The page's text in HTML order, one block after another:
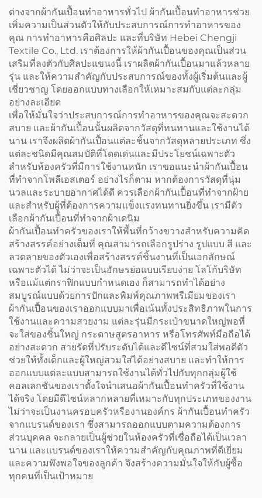
Cobbler Vest Apron) พร้อม
พิมพ์โลโก้ สำหรับบาริสต้า
และร้านตัดผม
ต่างจากผ้ากันเปื้อนทำอาหารทั่วไป ผ้ากันเปื้อนทำอาหารช่วย
เพิ่มความเป็นส่วนตัวให้กับประสบการณ์การทำอาหารของ
คุณ การทำอาหารคือศิลปะ และที่บริษัท Hebei Chengji
Textile Co., Ltd. เราต้องการให้ผ้ากันเปื้อนของคุณเป็นส่วน
เสริมที่ลงตัวกับศิลปะแขนงนี้ เราผลิตผ้ากันเปื้อนมาแล้วหลาย
รุ่น และให้ความสำคัญกับประสบการณ์ของทั้งผู้เริ่มต้นและผู้
เชี่ยวชาญ โดยออกแบบทางเลือกให้เหมาะสมกับแต่ละกลุ่ม
อย่างละเอียด
เพื่อให้มั่นใจว่าประสบการณ์การทำอาหารของคุณจะสะดวก
สบาย และผ้ากันเปื้อนนั้นผลิตจากวัสดุที่ทนทานและใช้งานได้
นาน เราจึงผลิตผ้ากันเปื้อนแต่ละชิ้นจากวัสดุหลายประเภท ซึ่ง
แต่ละชนิดมีคุณสมบัติที่โดดเด่นและมีประโยชน์เฉพาะตัว
สำหรับห้องครัวที่มีการใช้งานหนัก เราขอแนะนำผ้ากันเปื้อน
ที่ทำจากโพลีเอสเตอร์ อย่างไรก็ตาม หากต้องการวัสดุที่นุ่ม
นวลและระบายอากาศได้ดี ควรเลือกผ้ากันเปื้อนที่ทำจากฝ้าย
และสำหรับผู้ที่ต้องการความแข็งแรงทนทานยิ่งขึ้น เรามีตัว
เลือกผ้ากันเปื้อนที่ทำจากผ้าเดนิม
ผ้ากันเปื้อนทำครัวของเราให้พื้นที่กว้างขวางสำหรับความคิด
สร้างสรรค์อย่างเต็มที่ คุณสามารถเลือกรูปร่าง รูปแบบ สี และ
ลวดลายของตัวเองเพื่อสร้างสรรค์ชิ้นงานที่เป็นเอกลักษณ์
เฉพาะตัวได้ ไม่ว่าจะเป็นอักษรย่อแบบเรียบง่าย โลโก้บริษัท
หรือแม้แต่กราฟิกแบบกำหนดเอง ก็สามารถทำได้อย่าง
สมบูรณ์แบบด้วยการปักและพิมพ์คุณภาพพรีเมียมของเรา
ผ้ากันเปื้อนของเราออกแบบมาเพื่อเน้นทั้งประสิทธิภาพในการ
ใช้งานและความสวยงาม แต่ละรุ่นมีกระเป๋าขนาดใหญ่พอที่
จะใส่ของชิ้นใหญ่ กระดาษสูตรอาหาร หรือโทรศัพท์มือถือได้
อย่างสะดวก สายรัดที่ปรับระดับได้และดีไซน์ที่สวมใส่พอดีตัว
ช่วยให้ทั้งเด็กและผู้ใหญ่สวมใส่ได้อย่างสบาย และทำให้การ
ออกแบบแต่ละแบบสามารถใช้งานได้ทั่วไปกับทุกกลุ่มผู้ใช้
คอลเลกชันของเราตั้งใจนำเสนอผ้ากันเปื้อนทำครัวที่ใช้งาน
ได้จริง โดยมีดีไซน์หลากหลายที่เหมาะกับทุกประเภทของงาน
ไม่ว่าจะเป็นงานครอบครัวหรืองานองค์กร ผ้ากันเปื้อนทำครัว
จากแบรนด์ของเรา ซึ่งสามารถออกแบบตามความต้องการ
ส่วนบุคคล จะกลายเป็นผู้ช่วยในห้องครัวที่เชื่อถือได้เป็นเวลา
นาน และแบรนด์ของเราให้ความสำคัญกับคุณภาพที่ดีเยี่ยม
และความพึงพอใจของลูกค้า จึงสร้างความมั่นใจให้กับผู้ซื้อ
ทุกคนที่เป็นเป้าหมาย